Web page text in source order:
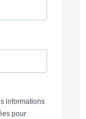
informations
pour